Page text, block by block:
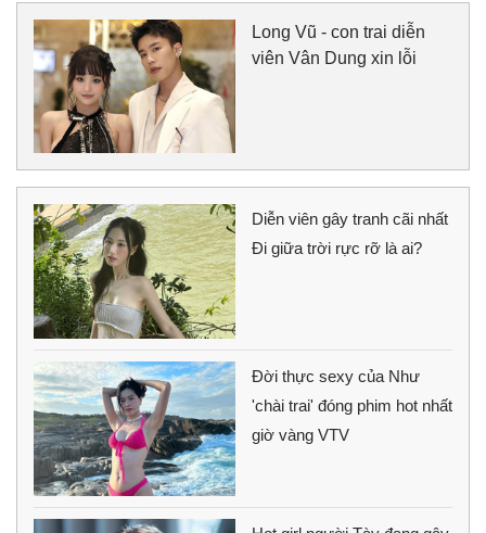
Long Vũ - con trai diễn
viên Vân Dung xin lỗi
Diễn viên gây tranh cãi nhất
Đi giữa trời rực rỡ là ai?
Đời thực sexy của Như
'chài trai' đóng phim hot nhất
giờ vàng VTV